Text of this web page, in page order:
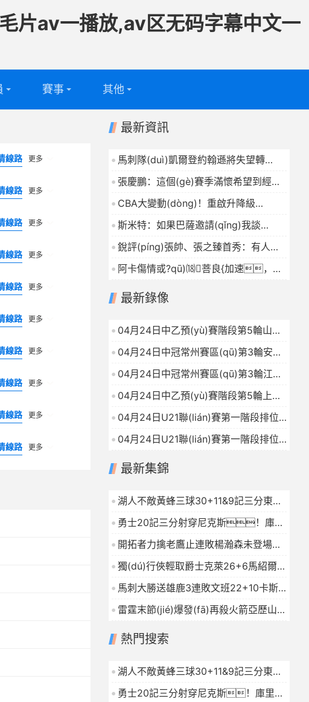
片av一播放,av区无码字幕中文一
員
賽事 其他
專題
問答
線路 更多
線路 更多
線路 更多
線路 更多
線路 更多
線路 更多
線路 更多
線路 更多
線路 更多
線路 更多
最新資訊
馬刺隊(duì)凱爾登約翰遜將失望轉
(zhuǎn)化為勝利，獲NBA年
度最佳第6人獎(jiǎng)
張慶鵬：這個(gè)賽季滿懷希望到經
(jīng)歷各種困難沒有完成北京球迷的希
CBA大變動(dòng)！重啟升降級
(jí)，8支球隊(duì)打附加
賽，外援政策推倒重來
2026-04-25
斯米特：如果巴薩邀請(qǐng)我談
判，我完全愿意并且正好有時
(shí)間
銳評(píng)張帥、張之臻首秀：有人在
馬德里賽場(chǎng)上繡花，有人
只打了個(gè)卡
阿卡傷情或?qū)⒅菩良{加速，紅
最新錄像
04月24日中乙預(yù)賽階段第5輪山東
泰山B隊(duì)VS青島紅獅全場(chǎng)
錄像
04月24日中冠常州賽區(qū)第3輪安徽
皖美VS南京龍勝全場(chǎng)錄像
04月24日中冠常州賽區(qū)第3輪江蘇
常晉VS濟(jì)南林凱賽福全場(chǎng)錄
04月24日中乙預(yù)賽階段第5輪上海
賽更達(dá)VS大連可為全場(chǎng)錄
04月24日U21聯(lián)賽第一階段排位
賽1第1輪天津津門虎U21VS青島紅獅
U20全場(chǎng)錄像
04月24日U21聯(lián)賽第一階段排位
原競(jìng)技U20全場(chǎng)錄像
最新集錦
湖人不敵黃蜂三球30+11&9記三分東契
奇39分詹姆斯29+9+6
2026-01-16
勇士20記三分射穿尼克斯！庫里
27+7巴特勒32+8穆迪三分9中7
開拓者力擒老鷹止連敗楊瀚森未登場
(chǎng)夏普24+9CJ戰(zhàn)舊主20
分
獨(dú)行俠輕取爵士克萊26+6馬紹爾
22+6+4森薩博27分
2026-01-16
馬刺大勝送雄鹿3連敗文班22+10卡斯?
fàn)?9+10字母哥21+5
2026-01-16
雷霆末節(jié)爆發(fā)再殺火箭亞歷山大
7熱門搜索
湖人不敵黃蜂三球30+11&9記三分東契
奇39分詹姆斯29+9+6
2026-01-16
勇士20記三分射穿尼克斯！庫里